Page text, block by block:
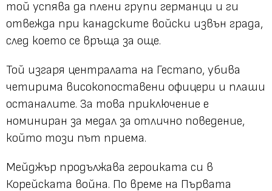
той успява да плени групи германци и ги
отвежда при канадските войски извън града,
след което се връща за още.
Той изгаря централата на Гестапо, убива
четирима високопоставени офицери и плаши
останалите. За това приключение е
номиниран за медал за отлично поведение,
който този път приема.
Мейджър продължава героиката си в
Корейската война. По време на Първата